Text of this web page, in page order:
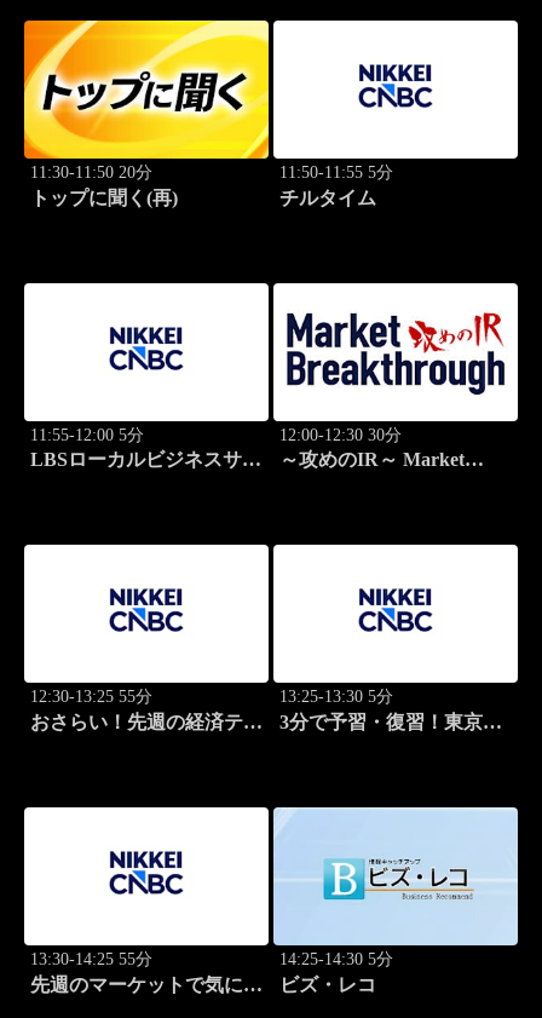
11:30-11:50 20分
トップに聞く(再)
11:50-11:55 5分
チルタイム
11:55-12:00 5分
LBSローカルビジネスサテ
12:00-12:30 30分
～攻めのIR～ Market
12:30-13:25 55分
おさらい！先週の経済テー
13:25-13:30 5分
3分で予習・復習！東京市
13:30-14:25 55分
先週のマーケットで気にな
14:25-14:30 5分
ビズ・レコ